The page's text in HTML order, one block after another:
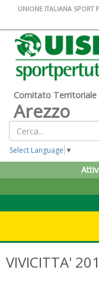
UNIONE ITALIANA SPORT
Comitato Territoriale
Arezzo
Select Language ▼
VIVICITTA'